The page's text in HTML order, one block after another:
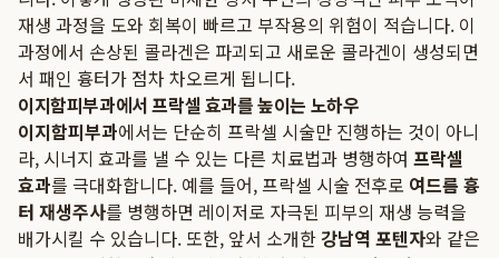
재생 과정을 도와 회복이 빠르고 부작용의 위험이 적습니다. 이
과정에서 손상된 콜라겐은 파괴되고 새로운 콜라겐이 생성되면
서 패인 흉터가 점차 차오르게 됩니다.
이지함피부과에서 프락셀 효과를 높이는 노하우
이지함피부과에서는 단순히 프락셀 시술만 진행하는 것이 아니
라, 시너지 효과를 낼 수 있는 다른 치료법과 병행하여 프락셀
효과를 극대화합니다. 예를 들어, 프락셀 시술 전후로 여드름 흉
터 재생주사를 병행하면 레이저로 자극된 피부의 재생 능력을
배가시킬 수 있습니다. 또한, 앞서 소개한강남역 포텐자와 같은